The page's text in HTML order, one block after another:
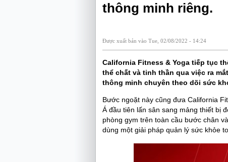
thông minh riêng.
Được xuất bản vào Tue, 02/08/2022 - 14:24
California Fitness & Yoga tiếp tục
thể chất và tinh thần qua việc ra
thông minh chuyên theo dõi sức
Bước ngoặt này cũng đưa California
Á đầu tiên lấn sân sang mảng thiết bị
phòng gym trên toàn cầu bước chân
dùng một giải pháp quản lý sức khỏe